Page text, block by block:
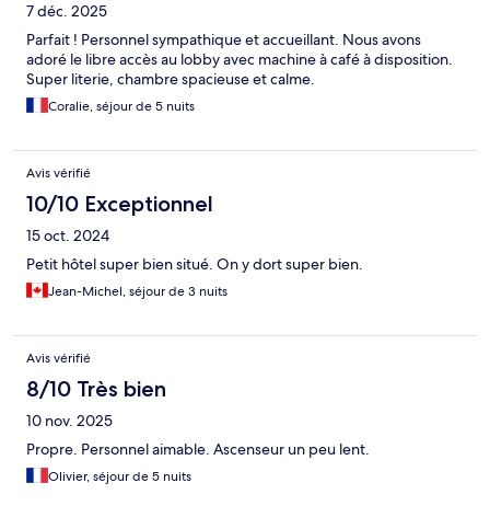
7 déc. 2025
Parfait ! Personnel sympathique et accueillant. Nous avons
adoré le libre accès au lobby avec machine à café à disposition.
Super literie, chambre spacieuse et calme.
Coralie, séjour de 5 nuits
Avis vérifié
10/10 Exceptionnel
15 oct. 2024
Petit hôtel super bien situé. On y dort super bien.
Jean-Michel, séjour de 3 nuits
Avis vérifié
8/10 Très bien
10 nov. 2025
Propre. Personnel aimable. Ascenseur un peu lent.
Olivier, séjour de 5 nuits